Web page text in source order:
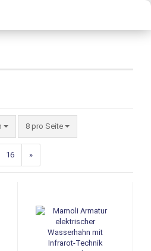
8 pro Seite
16 »